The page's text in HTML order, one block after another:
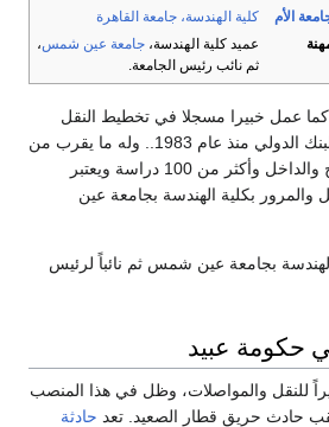
الأم
كلية الهندسة، جامعة القاهرة
عميد كلية الهندسة، جامعة عين شمس،
ثم نائب رئيس الجامعة.
كما عمل خبيرا مسجلا في تخطيط النقل
والمرور بالأمم المتحدة والبنك الدولي منذ عام 1983.. وله ما يقرب من
66 بحثا منشورا في الخارج والداخل وأكثر من 100 دراسة ويعتبر
بكلية الهندسة بجامعة عين
بجامعة عين شمس ثم نائباً لرئيس
حكومة عبيد
أصبح وزيراً للنقل والمواصلات، وظل في هذا المنصب
حادثة